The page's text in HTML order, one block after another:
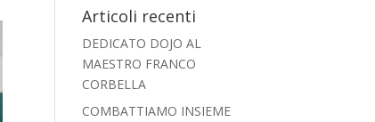
Articoli recenti
DEDICATO DOJO AL
MAESTRO FRANCO
CORBELLA
COMBATTIAMO INSIEME